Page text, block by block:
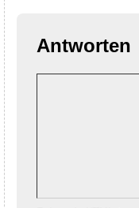
Antworten